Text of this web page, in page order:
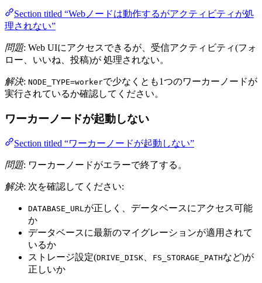
Section titled “Webノードは動作するがアクティビティが処
理されない”
問題: Web UIにアクセスできるが、受信アクティビティ(フォ
ロー、いいね、投稿)が 処理されない。
解決: NODE_TYPE=workerで少なくとも1つのワーカーノードが
実行されているか確認してください。
ワーカーノードが起動しない
Section titled “ワーカーノードが起動しない”
問題: ワーカーノードがエラーで終了する。
解決: 次を確認してください:
DATABASE_URLが正しく、データベースにアクセス可能
か
データベースに最新のマイグレーションが適用されて
いるか
ストレージ設定(DRIVE_DISK FS_STORAGE_PATHなど)が
正しいか